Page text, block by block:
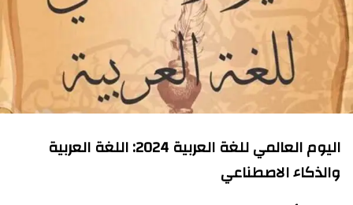
اليوم العالمي للغة العربية 2024: اللغة العربية
والذكاء الاصطناعي